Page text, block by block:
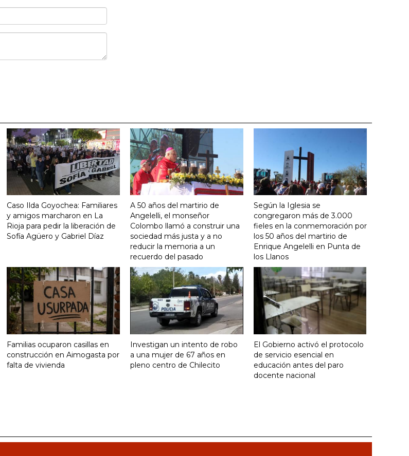
Caso Ilda Goyochea: Familiares
y amigos marcharon en La
Rioja para pedir la liberación de
Sofía Agüero y Gabriel Díaz
A 50 años del martirio de
Angelelli, el monseñor
Colombo llamó a construir una
sociedad más justa y a no
reducir la memoria a un
recuerdo del pasado
Según la Iglesia se
congregaron más de 3.000
fieles en la conmemoración por
los 50 años del martirio de
Enrique Angelelli en Punta de
los Llanos
Familias ocuparon casillas en
construcción en Aimogasta por
falta de vivienda
Investigan un intento de robo
a una mujer de 67 años en
pleno centro de Chilecito
El Gobierno activó el protocolo
de servicio esencial en
educación antes del paro
docente nacional